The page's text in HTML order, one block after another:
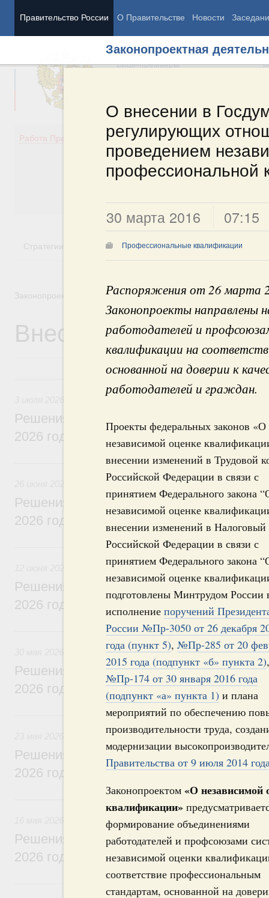
Правительство России О Правительстве Новости
Законопроектная
О внесении в
регулирующих
проведением
профессиональной
30 марта 2016 07:15
Профессиональные квалификации
Распоряжения от 26
Законопроекты направлены
работодателей и
квалификации на
основанной на доверии к
работодателей и граждан.
Проекты федеральных законов «О
независимой оценке
внесении изменений в Трудовой
Российской Федерации в связи с
принятием Федерального закона
независимой оценке
внесении изменений в Налоговый
Российской Федерации в связи с
принятием Федерального закона
независимой оценке
подготовлены Минтрудом России
исполнение поручений
России №Пр-3050 от 26 декабря
года (пункт 5), №Пр-285 от 20
2015 года (подпункт «б» пункта 2),
№Пр-174 от 30 января 2016 года
(подпункт «а» пункта 1) и плана
мероприятий по обеспечению
производительности труда,
модернизации
Правительства от 9 июля 2014
Законопроектом «О независимой
квалификации»
формирование объединениями
работодателей и профсоюзами
независимой оценки
соответствие профессиональным
стандартам, основанной на
Председатель Правительства
Вице-премьеры
Работа Правительства
Демография
Здоровье
Образование
Культура
Государство
Стратегии Государственные программы
Законопроектная деятельность
Внесение
3 июля, пятница
Решения, принятые на заседании
2026 года
26 июня, пятница
Решения, принятые на заседании
2026 года
12 июня, пятница
Решения, принятые на заседании
2026 года
30 мая, суббота
Решения, принятые на заседании
2026 года
23 мая, суббота
Решения, принятые на заседании
2026 года
Решения, принятые на заседании
2026 года
7 мая, четверг